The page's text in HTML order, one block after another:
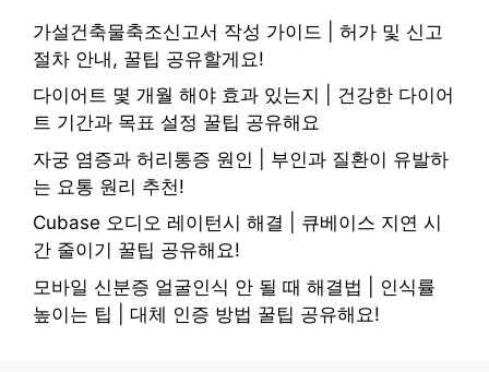
가설건축물축조신고서 작성 가이드 | 허가 및 신고
절차 안내, 꿀팁 공유할게요!
다이어트 몇 개월 해야 효과 있는지 | 건강한 다이어
트 기간과 목표 설정 꿀팁 공유해요
자궁 염증과 허리통증 원인 | 부인과 질환이 유발하
는 요통 원리 추천!
Cubase 오디오 레이턴시 해결 | 큐베이스 지연 시
간 줄이기 꿀팁 공유해요!
모바일 신분증 얼굴인식 안 될 때 해결법 | 인식률
높이는 팁 | 대체 인증 방법 꿀팁 공유해요!